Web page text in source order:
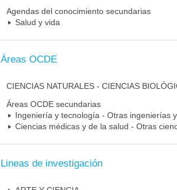
Agendas del conocimiento secundarias
Salud y vida
Áreas OCDE
CIENCIAS NATURALES - CIENCIAS
Áreas OCDE secundarias
Ingeniería y tecnología - Otras ingenierías
Ciencias médicas y de la salud - Otras
Lineas de investigación